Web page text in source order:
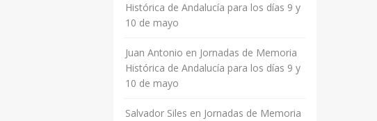
Histórica de Andalucía para los días 9 y
10 de mayo
Juan Antonio en Jornadas de Memoria
Histórica de Andalucía para los días 9 y
10 de mayo
Salvador Siles en Jornadas de Memoria